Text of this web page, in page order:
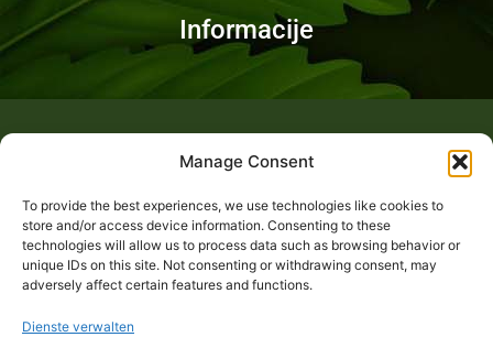
Manage Consent
To provide the best experiences, we use technologies like cookies to
store and/or access device information. Consenting to these
technologies will allow us to process data such as browsing behavior or
unique IDs on this site. Not consenting or withdrawing consent, may
adversely affect certain features and functions.
Dienste verwalten
Informacije
Fotogalerija